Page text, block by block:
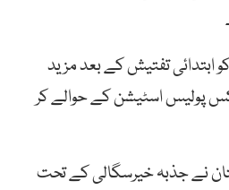
ابتدائی تفتیش کے بعد مزید
پولیس اسٹیشن کے حوالے کر
پاکستان نے جذبہ خیرسگالی کے تحت